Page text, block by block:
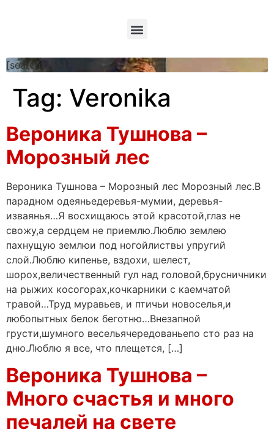
[searchform]
Tag: Veronika
Вероника Тушнова –
Морозный лес
Вероника Тушнова – Морозный лес Морозный лес.В
парадном одеяньедеревья-мумии, деревья-
изваянья…Я восхищаюсь этой красотой,глаз не
свожу,а сердцем не приемлю.Люблю землею
пахнущую землюи под ногойлиствы упругий
слой.Люблю кипенье, вздохи, шелест,
шорох,величественный гул над головой,брусничники
на рыжих косогорах,кочкарники с каемчатой
травой…Труд муравьев, и птичьи новоселья,и
любопытных белок беготню…Внезапной
грусти,шумного весельячередованьепо сто раз на
дню.Люблю я все, что плещется, […]
Вероника Тушнова –
Много счастья и много
печалей на свете